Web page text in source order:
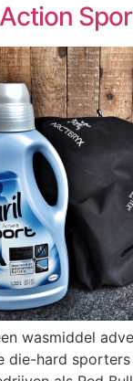
wasmiddel
die-hard